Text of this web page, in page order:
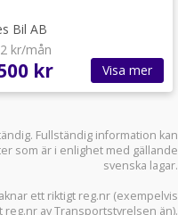
Bil AB
kr/mån
kr Visa mer
Fullständig information kan
som är i enlighet med gällande
svenska lagar.
ett riktigt reg.nr (exempelvis
av Transportstyrelsen än).